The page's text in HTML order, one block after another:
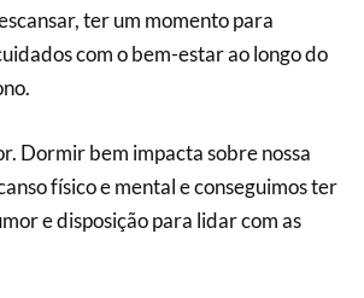
ter um momento para
com o bem-estar ao longo do
Dormir bem impacta sobre nossa
físico e mental e conseguimos ter
e disposição para lidar com as